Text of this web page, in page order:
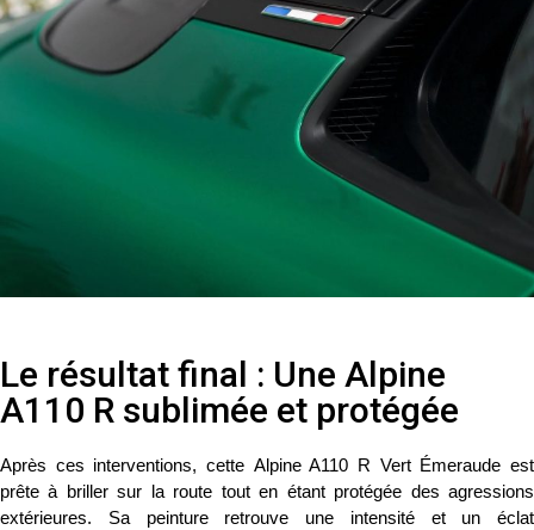
Le résultat final : Une Alpine
A110 R sublimée et protégée
Après ces interventions, cette Alpine A110 R Vert Émeraude est
prête à briller sur la route tout en étant protégée des agressions
extérieures. Sa peinture retrouve une intensité et un éclat